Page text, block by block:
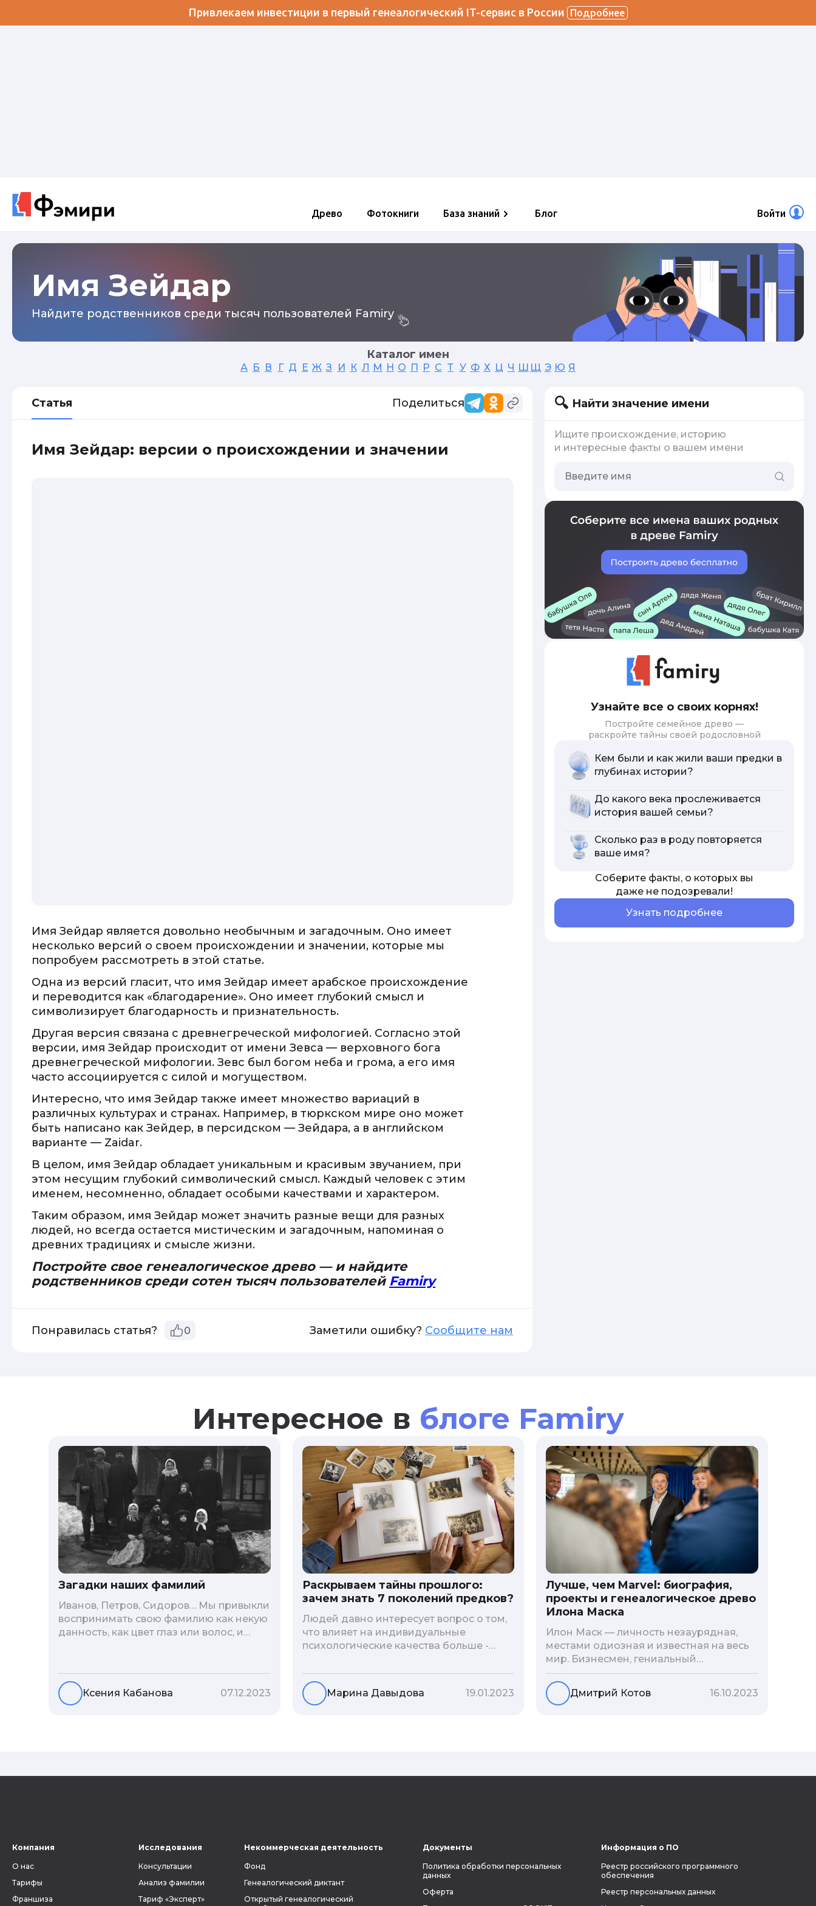
Привлекаем инвестиции в первый генеалогический IT-сервис в России Подробнее
Древо Фотокниги База знаний Блог Войти
Имя Зейдар
Найдите родственников среди тысяч пользователей Famiry
Каталог имен
А Б В Г Д Е Ж З И К Л М Н О П Р С Т У Ф Х Ц Ч Ш Щ Э Ю Я
Статья Поделиться
Имя Зейдар: версии о происхождении и значении
Имя Зейдар является довольно необычным и загадочным. Оно имеет
несколько версий о своем происхождении и значении, которые мы
попробуем рассмотреть в этой статье.
Одна из версий гласит, что имя Зейдар имеет арабское происхождение
и переводится как «благодарение». Оно имеет глубокий смысл и
символизирует благодарность и признательность.
Другая версия связана с древнегреческой мифологией. Согласно этой
версии, имя Зейдар происходит от имени Зевса — верховного бога
древнегреческой мифологии. Зевс был богом неба и грома, а его имя
часто ассоциируется с силой и могуществом.
Интересно, что имя Зейдар также имеет множество вариаций в
различных культурах и странах. Например, в тюркском мире оно может
быть написано как Зейдер, в персидском — Зейдара, а в английском
варианте — Zaidar.
В целом, имя Зейдар обладает уникальным и красивым звучанием, при
этом несущим глубокий символический смысл. Каждый человек с этим
именем, несомненно, обладает особыми качествами и характером.
Таким образом, имя Зейдар может значить разные вещи для разных
людей, но всегда остается мистическим и загадочным, напоминая о
древних традициях и смысле жизни.
Постройте свое генеалогическое древо — и найдите
родственников среди сотен тысяч пользователей Famiry
Понравилась статья? 0 Заметили ошибку? Сообщите нам
Найти значение имени
Ищите происхождение, историю
и интересные факты о вашем имени
Узнайте все о своих корнях!
Постройте семейное древо —
раскройте тайны своей родословной
Кем были и как жили ваши предки в
глубинах истории?
До какого века прослеживается
история вашей семьи?
Сколько раз в роду повторяется
ваше имя?
Соберите факты, о которых вы
даже не подозревали!
Узнать подробнее
Интересное в блоге Famiry
Загадки наших фамилий
Иванов, Петров, Сидоров… Мы привыкли
воспринимать свою фамилию как некую
данность, как цвет глаз или волос, и
неблагозвучной или, наоборот,
«дворянской» фамилией, и какие
секреты она может раскрыть о судьбе
Ксения Кабанова 07.12.2023
Раскрываем тайны прошлого:
зачем знать 7 поколений предков?
Людей давно интересует вопрос о том,
что влияет на индивидуальные
психологические качества больше -
человека. В астрологической практике
существует понятие геноскоп - влияние
семи поколений предков на судьбу
Марина Давыдова 19.01.2023
Лучше, чем Marvel: биография,
проекты и генеалогическое древо
Илона Маска
Илон Маск — личность незаурядная,
местами одиозная и известная на весь
мир. Бизнесмен, гениальный
изобретатель и миллиардер, живой
прообраз экранного Железного
человека — настоящий супергерой в
поделиться с читателями блога фактами
Дмитрий Котов 16.10.2023
Компания
О нас
Тарифы
Франшиза
Исследования
Консультации
Анализ фамилии
Тариф «Эксперт»
Некоммерческая деятельность
Фонд
Генеалогический диктант
Открытый генеалогический
Документы
Политика обработки персональных
данных
Оферта
Информация о ПО
Реестр российского программного
обеспечения
Реестр персональных данных